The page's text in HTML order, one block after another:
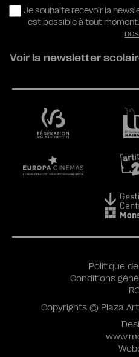
Je souhaite recevoir la
est possible à tout
Voir la newsletter
Politique
Conditions
Copyrights © Plaza